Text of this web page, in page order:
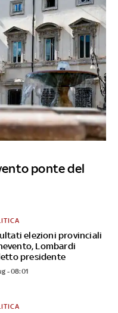
ponte del
elezioni provinciali
Lombardi
presidente
- 08:01